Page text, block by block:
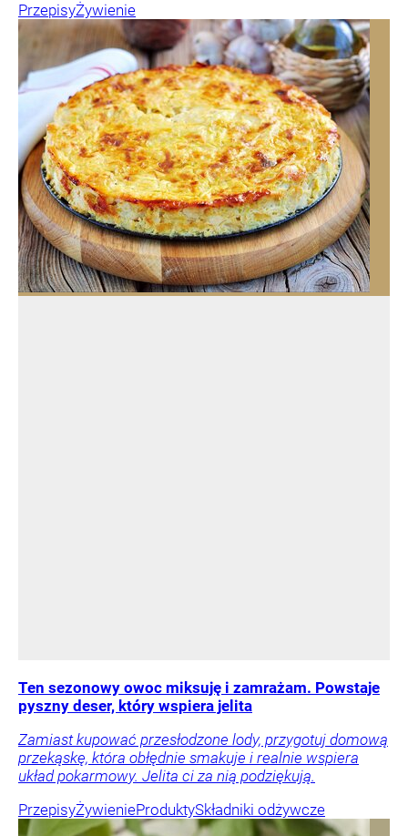
PrzepisyŻywienie
Ten sezonowy owoc miksuję i zamrażam. Powstaje
pyszny deser, który wspiera jelita
Zamiast kupować przesłodzone lody, przygotuj domową
przekąskę, która obłędnie smakuje i realnie wspiera
układ pokarmowy. Jelita ci za nią podziękują.
PrzepisyŻywienieProduktySkładniki odżywcze